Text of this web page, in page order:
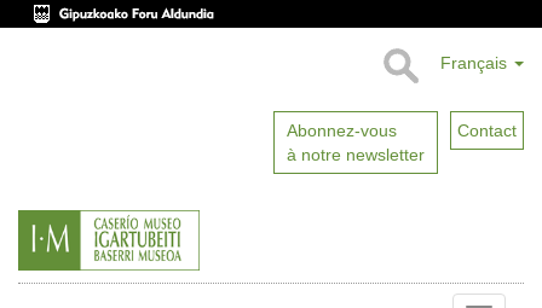
Français
Abonnez-vous
à notre newsletter
Contact